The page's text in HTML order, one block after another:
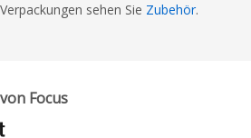
sehen Sie Zubehör.
Focus